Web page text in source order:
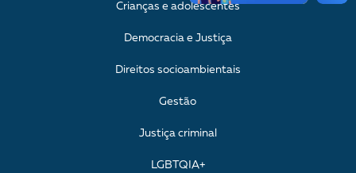
Crianças e adolescentes
Democracia e Justiça
Direitos socioambientais
Gestão
Justiça criminal
LGBTQIA+